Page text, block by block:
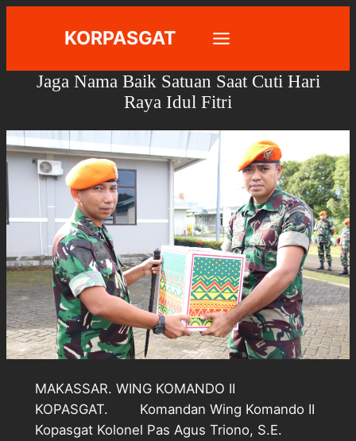
KORPASGAT
Jaga Nama Baik Satuan Saat Cuti Hari
Raya Idul Fitri
MAKASSAR. WING KOMANDO II
KOPASGAT. Komandan Wing Komando II
Kopasgat Kolonel Pas Agus Triono, S.E.